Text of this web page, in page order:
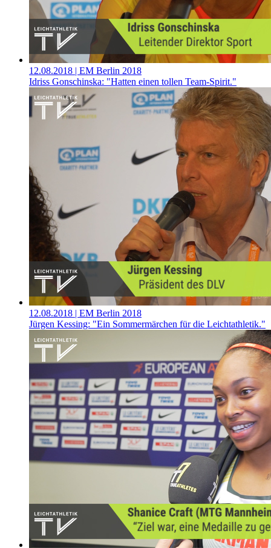
12.08.2018 | EM Berlin 2018
Idriss Gonschinska: "Hatten einen tollen Team-Spirit."
12.08.2018 | EM Berlin 2018
Jürgen Kessing: "Ein Sommermärchen für die Leichtathletik."